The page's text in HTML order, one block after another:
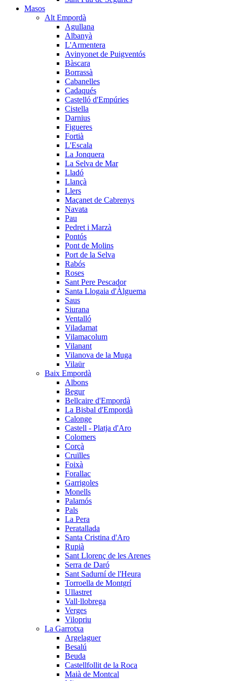
Masos
Alt Empordà
Agullana
Albanyà
L'Armentera
Avinyonet de Puigventós
Bàscara
Borrassà
Cabanelles
Cadaqués
Castelló d'Empúries
Cistella
Darnius
Figueres
Fortià
L'Escala
La Jonquera
La Selva de Mar
Lladó
Llançà
Llers
Maçanet de Cabrenys
Navata
Pau
Pedret i Marzà
Pontós
Pont de Molins
Port de la Selva
Rabós
Roses
Sant Pere Pescador
Santa Llogaia d'Àlguema
Saus
Siurana
Ventalló
Viladamat
Vilamacolum
Vilanant
Vilanova de la Muga
Vilaür
Baix Empordà
Albons
Begur
Bellcaire d'Empordà
La Bisbal d'Empordà
Calonge
Castell - Platja d'Aro
Colomers
Corçà
Cruïlles
Foixà
Forallac
Garrigoles
Monells
Palamós
Pals
La Pera
Peratallada
Santa Cristina d'Aro
Rupià
Sant Llorenç de les Arenes
Serra de Daró
Sant Sadurní de l'Heura
Torroella de Montgrí
Ullastret
Vall·llobrega
Verges
Vilopriu
La Garrotxa
Argelaguer
Besalú
Beuda
Castellfollit de la Roca
Maià de Montcal